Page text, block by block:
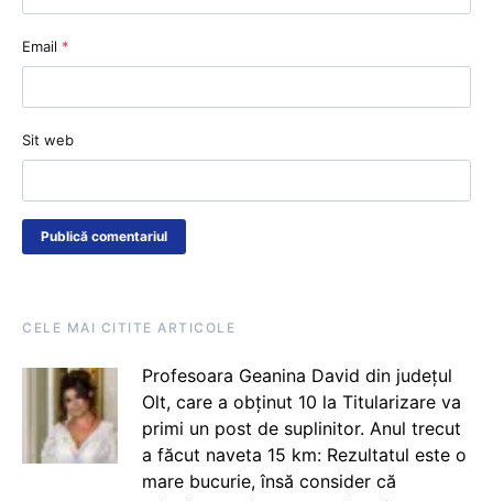
Email *
Sit web
CELE MAI CITITE ARTICOLE
Profesoara Geanina David din județul
Olt, care a obținut 10 la Titularizare va
primi un post de suplinitor. Anul trecut
a făcut naveta 15 km: Rezultatul este o
mare bucurie, însă consider că